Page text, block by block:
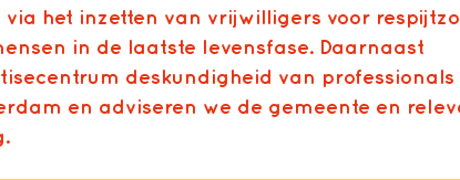
het inzetten van vrijwilligers voor
in de laatste levensfase. Daarnaast
deskundigheid van
en adviseren we de gemeente en